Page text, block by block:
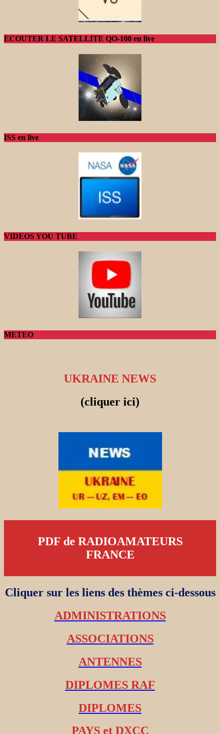
ECOUTER LE SATELLITE QO-100 en live
ISS en live
VIDEOS YOU TUBE
METEO
UKRAINE NEWS
(cliquer ici)
PDF de RADIOAMATEURS
FRANCE
Cliquer sur les liens des thèmes ci-dessous
ADMINISTRATIONS
ASSOCIATIONS
ANTENNES
DIPLOMES RAF
DIPLOMES
PAYS et DXCC